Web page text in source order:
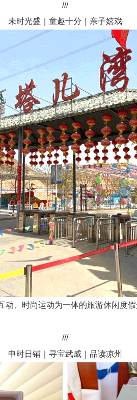
///
未时光盛｜童趣十分｜亲子嬉戏
、时尚运动为一体的旅游休闲度
///
申时日铺｜寻宝武威｜品读凉州